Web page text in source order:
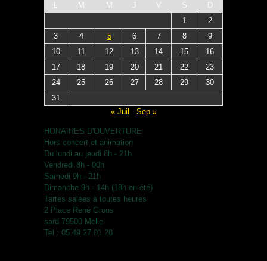
L M M J V S
D
1
2
3
4 5 6 7 8
9
10
11 12 13 14 15
16
17
18 19 20 21 22
23
24
25 26 27 28 29
30
31
« Juil
Sep »
HORAIRES D'OUVERTURE
Hors concert et animation
Du lundi au jeudi 8h - 21h
Vendredi 8h - 00h
Samedi 9h - 21h
Dimanche 9h - 14h (18h en été)
Tartes salées à toutes heures
2 Place René Grous
sard 79500 Melle
Tel : 05.49.27.01.28